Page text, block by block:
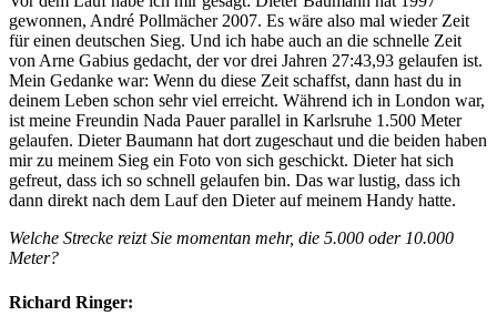
gewonnen, André Pollmächer 2007. Es wäre also mal wieder Zeit
für einen deutschen Sieg. Und ich habe auch an die schnelle Zeit
von Arne Gabius gedacht, der vor drei Jahren 27:43,93 gelaufen ist.
Mein Gedanke war: Wenn du diese Zeit schaffst, dann hast du in
deinem Leben schon sehr viel erreicht. Während ich in London war,
ist meine Freundin Nada Pauer parallel in Karlsruhe 1.500 Meter
gelaufen. Dieter Baumann hat dort zugeschaut und die beiden haben
mir zu meinem Sieg ein Foto von sich geschickt. Dieter hat sich
gefreut, dass ich so schnell gelaufen bin. Das war lustig, dass ich
dann direkt nach dem Lauf den Dieter auf meinem Handy hatte.
Welche Strecke reizt Sie momentan mehr, die 5.000 oder 10.000
Meter?
Richard Ringer: